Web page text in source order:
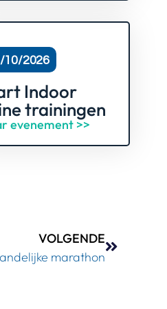
10/2026
Indoor
trainingen
evenement >>
VOLGENDE
marathon